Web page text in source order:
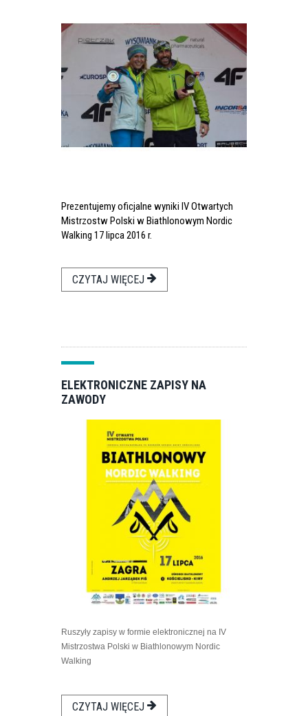
Prezentujemy oficjalne wyniki IV Otwartych
Mistrzostw Polski w Biathlonowym Nordic
Walking 17 lipca 2016 r.
CZYTAJ WIĘCEJ
ELEKTRONICZNE ZAPISY NA
ZAWODY
Ruszyły zapisy w formie elektronicznej na IV
Mistrzostwa Polski w Biathlonowym Nordic
Walking
CZYTAJ WIĘCEJ